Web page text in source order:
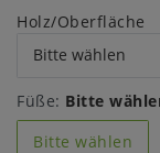
Holz/Oberfläche
Füße: Bitte
Bitte wählen